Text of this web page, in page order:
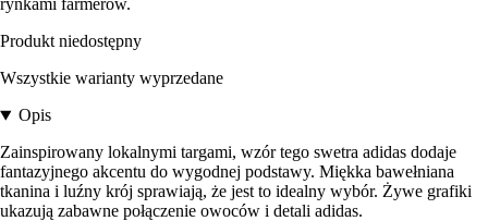
rynkami farmerów.
Produkt niedostępny
Wszystkie warianty wyprzedane
Opis
Zainspirowany lokalnymi targami, wzór tego swetra adidas dodaje
fantazyjnego akcentu do wygodnej podstawy. Miękka bawełniana
tkanina i luźny krój sprawiają, że jest to idealny wybór. Żywe grafiki
ukazują zabawne połączenie owoców i detali adidas.